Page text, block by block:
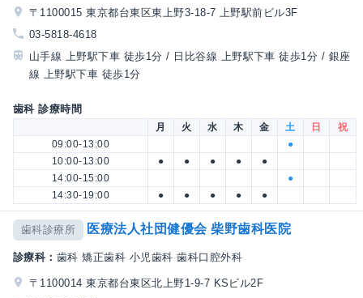
〒1100015 東京都台東区東上野3-18-7 上野駅前ビル3F
03-5818-4618
山手線 上野駅下車 徒歩1分 / 日比谷線 上野駅下車 徒歩1分 / 銀座
線 上野駅下車 徒歩1分
歯科 診療時間
月 火 水 木 金 土 日
祝
09:00-13:00
●
10:00-13:00
● ● ● ●
●
14:00-15:00
●
14:30-19:00
● ● ● ● ●
歯科診療所 医療法人社団健優会 柴野歯科医院
診療科： 歯科 矯正歯科 小児歯科 歯科口腔外科
〒1100014 東京都台東区北上野1-9-7 KSビル2F